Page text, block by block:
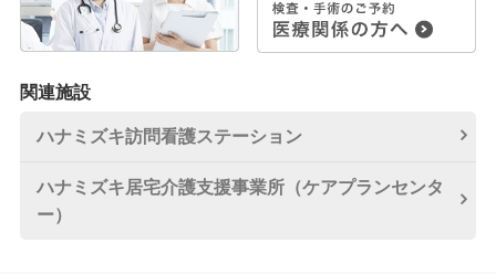
関連施設
ハナミズキ訪問看護ステーション
ハナミズキ居宅介護支援事業所（ケアプランセンタ
ー）